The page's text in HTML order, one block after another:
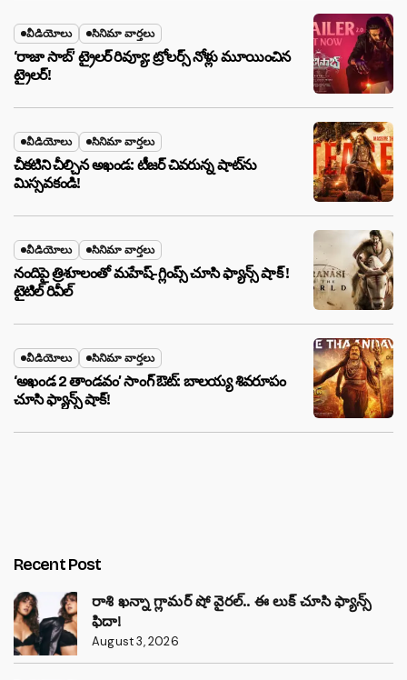
వీడియోలు సినిమా వార్తలు
‘రాజా సాబ్’ ట్రైలర్ రివ్యూ: ట్రోలర్స్ నోళ్లు మూయించిన
ట్రైలర్!
వీడియోలు సినిమా వార్తలు
చీకటిని చీల్చిన అఖండ: టీజర్ చివరున్న షాట్‌ను
మిస్సవకండి!
వీడియోలు సినిమా వార్తలు
నందిపై త్రిశూలంతో మహేష్-గ్లింప్స్ చూసి ఫ్యాన్స్ షాక్ !
టైటిల్ రివీల్
వీడియోలు సినిమా వార్తలు
‘అఖండ 2 తాండవం’ సాంగ్ ఔట్: బాలయ్య శివరూపం
చూసి ఫ్యాన్స్ షాక్!
Recent Post
రాశి ఖన్నా గ్లామర్ షో వైరల్.. ఈ లుక్ చూసి ఫ్యాన్స్
ఫిదా!
August 3, 2026